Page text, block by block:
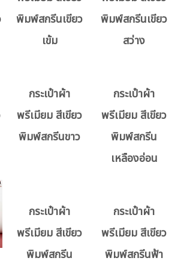
พิมพ์สกรีนเขียว
เข้ม
พิมพ์สกรีนเขียว
สว่าง
กระเป๋าผ้า
พรีเมียม สีเขียว
พิมพ์สกรีนขาว
กระเป๋าผ้า
พรีเมียม สีเขียว
พิมพ์สกรีน
เหลืองอ่อน
กระเป๋าผ้า
พรีเมียม สีเขียว
พิมพ์สกรีน
กระเป๋าผ้า
พรีเมียม สีเขียว
พิมพ์สกรีนฟ้า